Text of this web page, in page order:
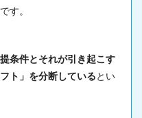
す。
条件とそれが引き起こす
ト」を分断している とい